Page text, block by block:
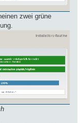
zwei grüne